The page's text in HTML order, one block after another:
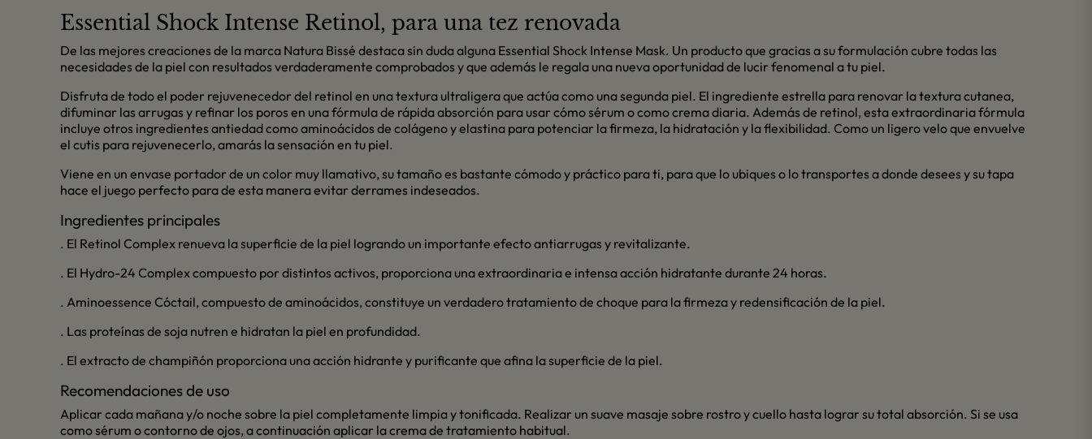
Essential Shock Intense Retinol, para una tez renovada
De las mejores creaciones de la marca Natura Bissé destaca sin duda alguna Essential Shock Intense Mask. Un producto que gracias a su formulación cubre todas las
necesidades de la piel con resultados verdaderamente comprobados y que además le regala una nueva oportunidad de lucir fenomenal a tu piel.
Disfruta de todo el poder rejuvenecedor del retinol en una textura ultraligera que actúa como una segunda piel. El ingrediente estrella para renovar la textura cutanea,
difuminar las arrugas y refinar los poros en una fórmula de rápida absorción para usar cómo sérum o como crema diaria. Además de retinol, esta extraordinaria fórmula
incluye otros ingredientes antiedad como aminoácidos de colágeno y elastina para potenciar la firmeza, la hidratación y la flexibilidad. Como un ligero velo que envuelve
el cutis para rejuvenecerlo, amarás la sensación en tu piel.
Viene en un envase portador de un color muy llamativo, su tamaño es bastante cómodo y práctico para ti, para que lo ubiques o lo transportes a donde desees y su tapa
hace el juego perfecto para de esta manera evitar derrames indeseados.
Ingredientes principales
. El Retinol Complex renueva la superficie de la piel logrando un importante efecto antiarrugas y revitalizante.
. El Hydro-24 Complex compuesto por distintos activos, proporciona una extraordinaria e intensa acción hidratante durante 24 horas.
. Aminoessence Cóctail, compuesto de aminoácidos, constituye un verdadero tratamiento de choque para la firmeza y redensificación de la piel.
. Las proteínas de soja nutren e hidratan la piel en profundidad.
. El extracto de champiñón proporciona una acción hidrante y purificante que afina la superficie de la piel.
Recomendaciones de uso
Aplicar cada mañana y/o noche sobre la piel completamente limpia y tonificada. Realizar un suave masaje sobre rostro y cuello hasta lograr su total absorción. Si se usa
como sérum o contorno de ojos, a continuación aplicar la crema de tratamiento habitual.